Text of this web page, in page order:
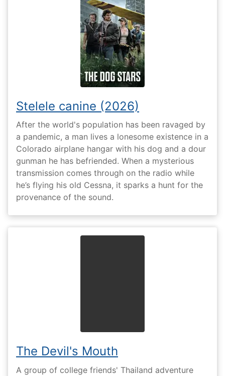
Stelele canine (2026)
After the world's population has been ravaged by
a pandemic, a man lives a lonesome existence in a
Colorado airplane hangar with his dog and a dour
gunman he has befriended. When a mysterious
transmission comes through on the radio while
he’s flying his old Cessna, it sparks a hunt for the
provenance of the sound.
The Devil's Mouth
A group of college friends' Thailand adventure